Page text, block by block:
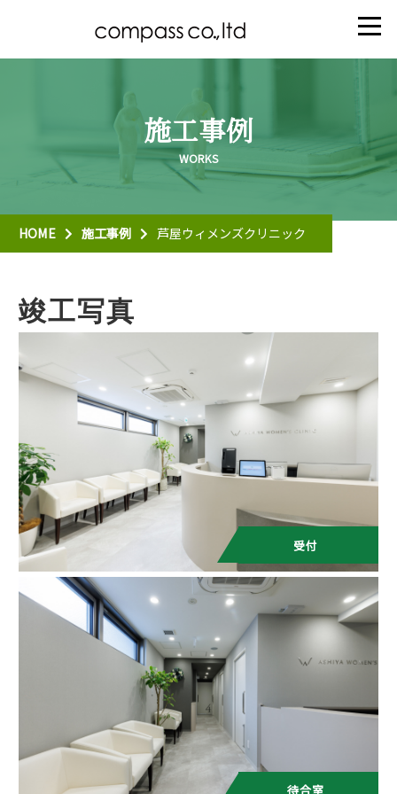
施工事例
HOME 施工事例 芦屋ウィメンズクリニック
竣工写真
受付
待合室